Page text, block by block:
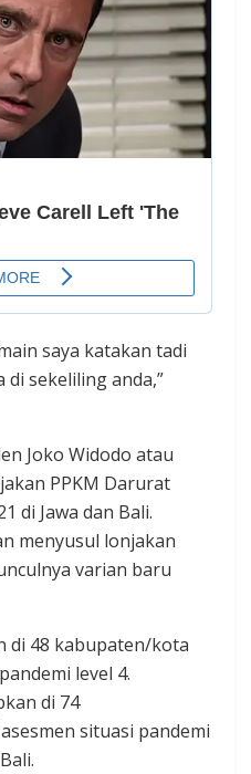
saya katakan tadi
di sekeliling anda,”
Joko Widodo atau
PPKM Darurat
di Jawa dan Bali.
menyusul lonjakan
varian baru
di 48 kabupaten/kota
level 4.
di 74
situasi pandemi